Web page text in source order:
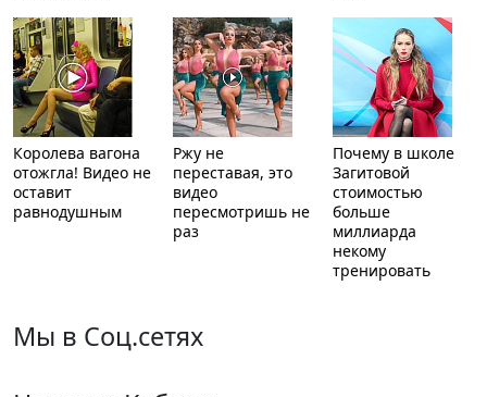
Королева вагона
отожгла! Видео не
оставит
равнодушным
Ржу не
переставая, это
видео
пересмотришь не
раз
Почему в школе
Загитовой
стоимостью
больше
миллиарда
некому
тренировать
Мы в Соц.сетях